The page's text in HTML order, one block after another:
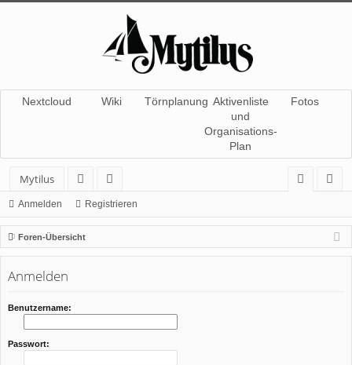
Nextcloud Wiki Törnplanung Aktivenliste
und
Organisations-
Plan
Fotos
Mytilus
or
en
itg
lie
de
m
el
ist
rie
Anmelden Registrieren
Foren-Übersicht
Anmelden
Benutzername:
Passwort: